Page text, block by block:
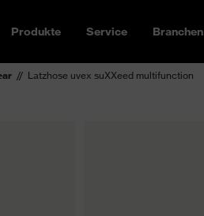
Produkte Service Branchen
Latzhose uvex suXXeed multifunction